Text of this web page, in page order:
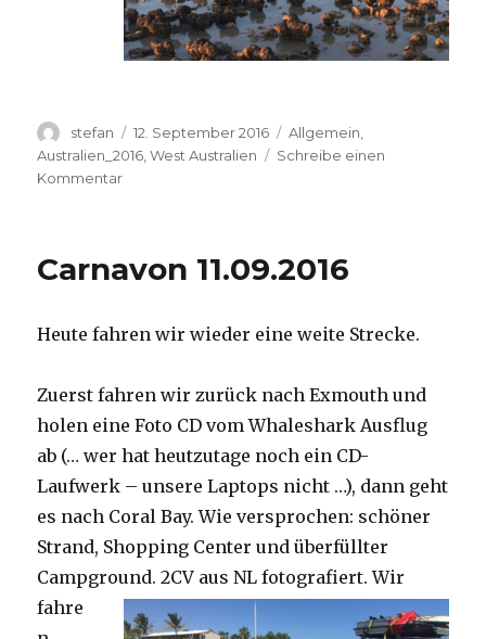
Autor
stefan
Veröffentlicht
am
12. September 2016 Kategorien
Allgemein
Australien_2016 ,West Australien
Schreibe einen
Kommentarzu
Carnavon 11.09.2016
Heute fahren wir wieder eine weite Strecke.
Zuerst fahren wir zurück nach Exmouth und
holen eine Foto CD vom Whaleshark Ausflug
ab (… wer hat heutzutage noch ein CD-
Laufwerk – unsere Laptops nicht …), dann geht
es nach Coral Bay. Wie versprochen: schöner
Strand, Shopping Center und überfüllter
Campground.2CV aus NL fotografiert. Wir
fahre